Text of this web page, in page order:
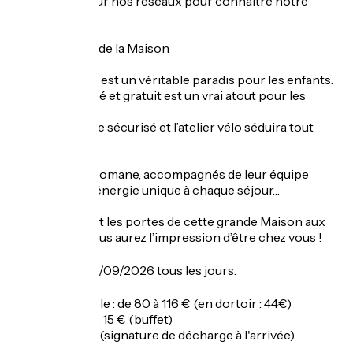
Les petits plus de la Maison
La salle de jeux est un véritable paradis pour les enfants.
Le parking privé et gratuit est un vrai atout pour les
Le grand garage sécurisé et l’atelier vélo séduira tout
Ici, William et Romane, accompagnés de leur équipe
insufflent une énergie unique à chaque séjour…
En franchissant les portes de cette grande Maison aux
volets verts, vous aurez l’impression d’être chez vous !
Du 01/05 au 30/09/2026 tous les jours.
Chambre double : de 80 à 116 € (en dortoir : 44€)
Petit déjeuner : 15 € (buffet)
Animaux : 10 € (signature de décharge à l'arrivée).